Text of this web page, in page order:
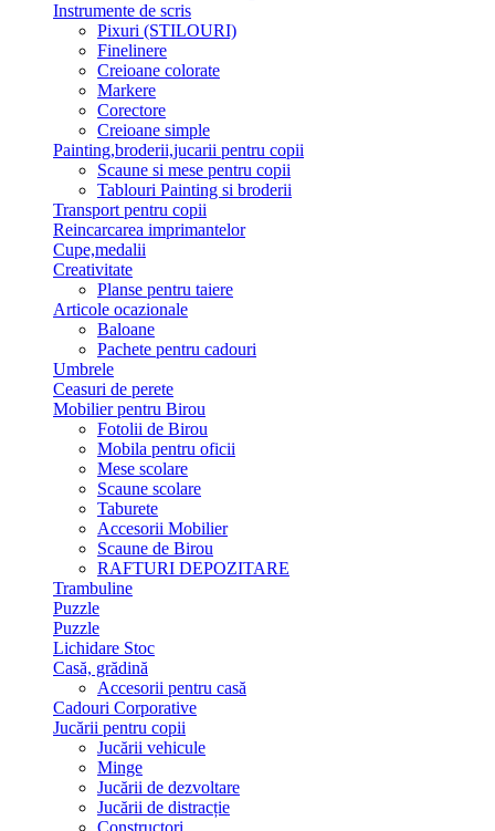
Instrumente de scris
Pixuri (STILOURI)
Finelinere
Creioane colorate
Markere
Corectore
Creioane simple
Painting,broderii,jucarii pentru copii
Scaune si mese pentru copii
Tablouri Painting si broderii
Transport pentru copii
Reincarcarea imprimantelor
Cupe,medalii
Creativitate
Planse pentru taiere
Articole ocazionale
Baloane
Pachete pentru cadouri
Umbrele
Ceasuri de perete
Mobilier pentru Birou
Fotolii de Birou
Mobila pentru oficii
Mese scolare
Scaune scolare
Taburete
Accesorii Mobilier
Scaune de Birou
RAFTURI DEPOZITARE
Trambuline
Puzzle
Puzzle
Lichidare Stoc
Casă, grădină
Accesorii pentru casă
Cadouri Corporative
Jucării pentru copii
Jucării vehicule
Minge
Jucării de dezvoltare
Jucării de distracție
Constructori